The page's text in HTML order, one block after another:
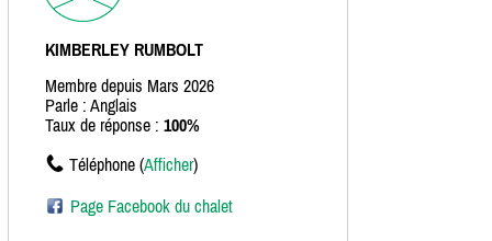
KIMBERLEY RUMBOLT
Membre depuis Mars 2026
Parle : Anglais
Taux de réponse : 100%
Téléphone (Afficher)
Page Facebook du chalet